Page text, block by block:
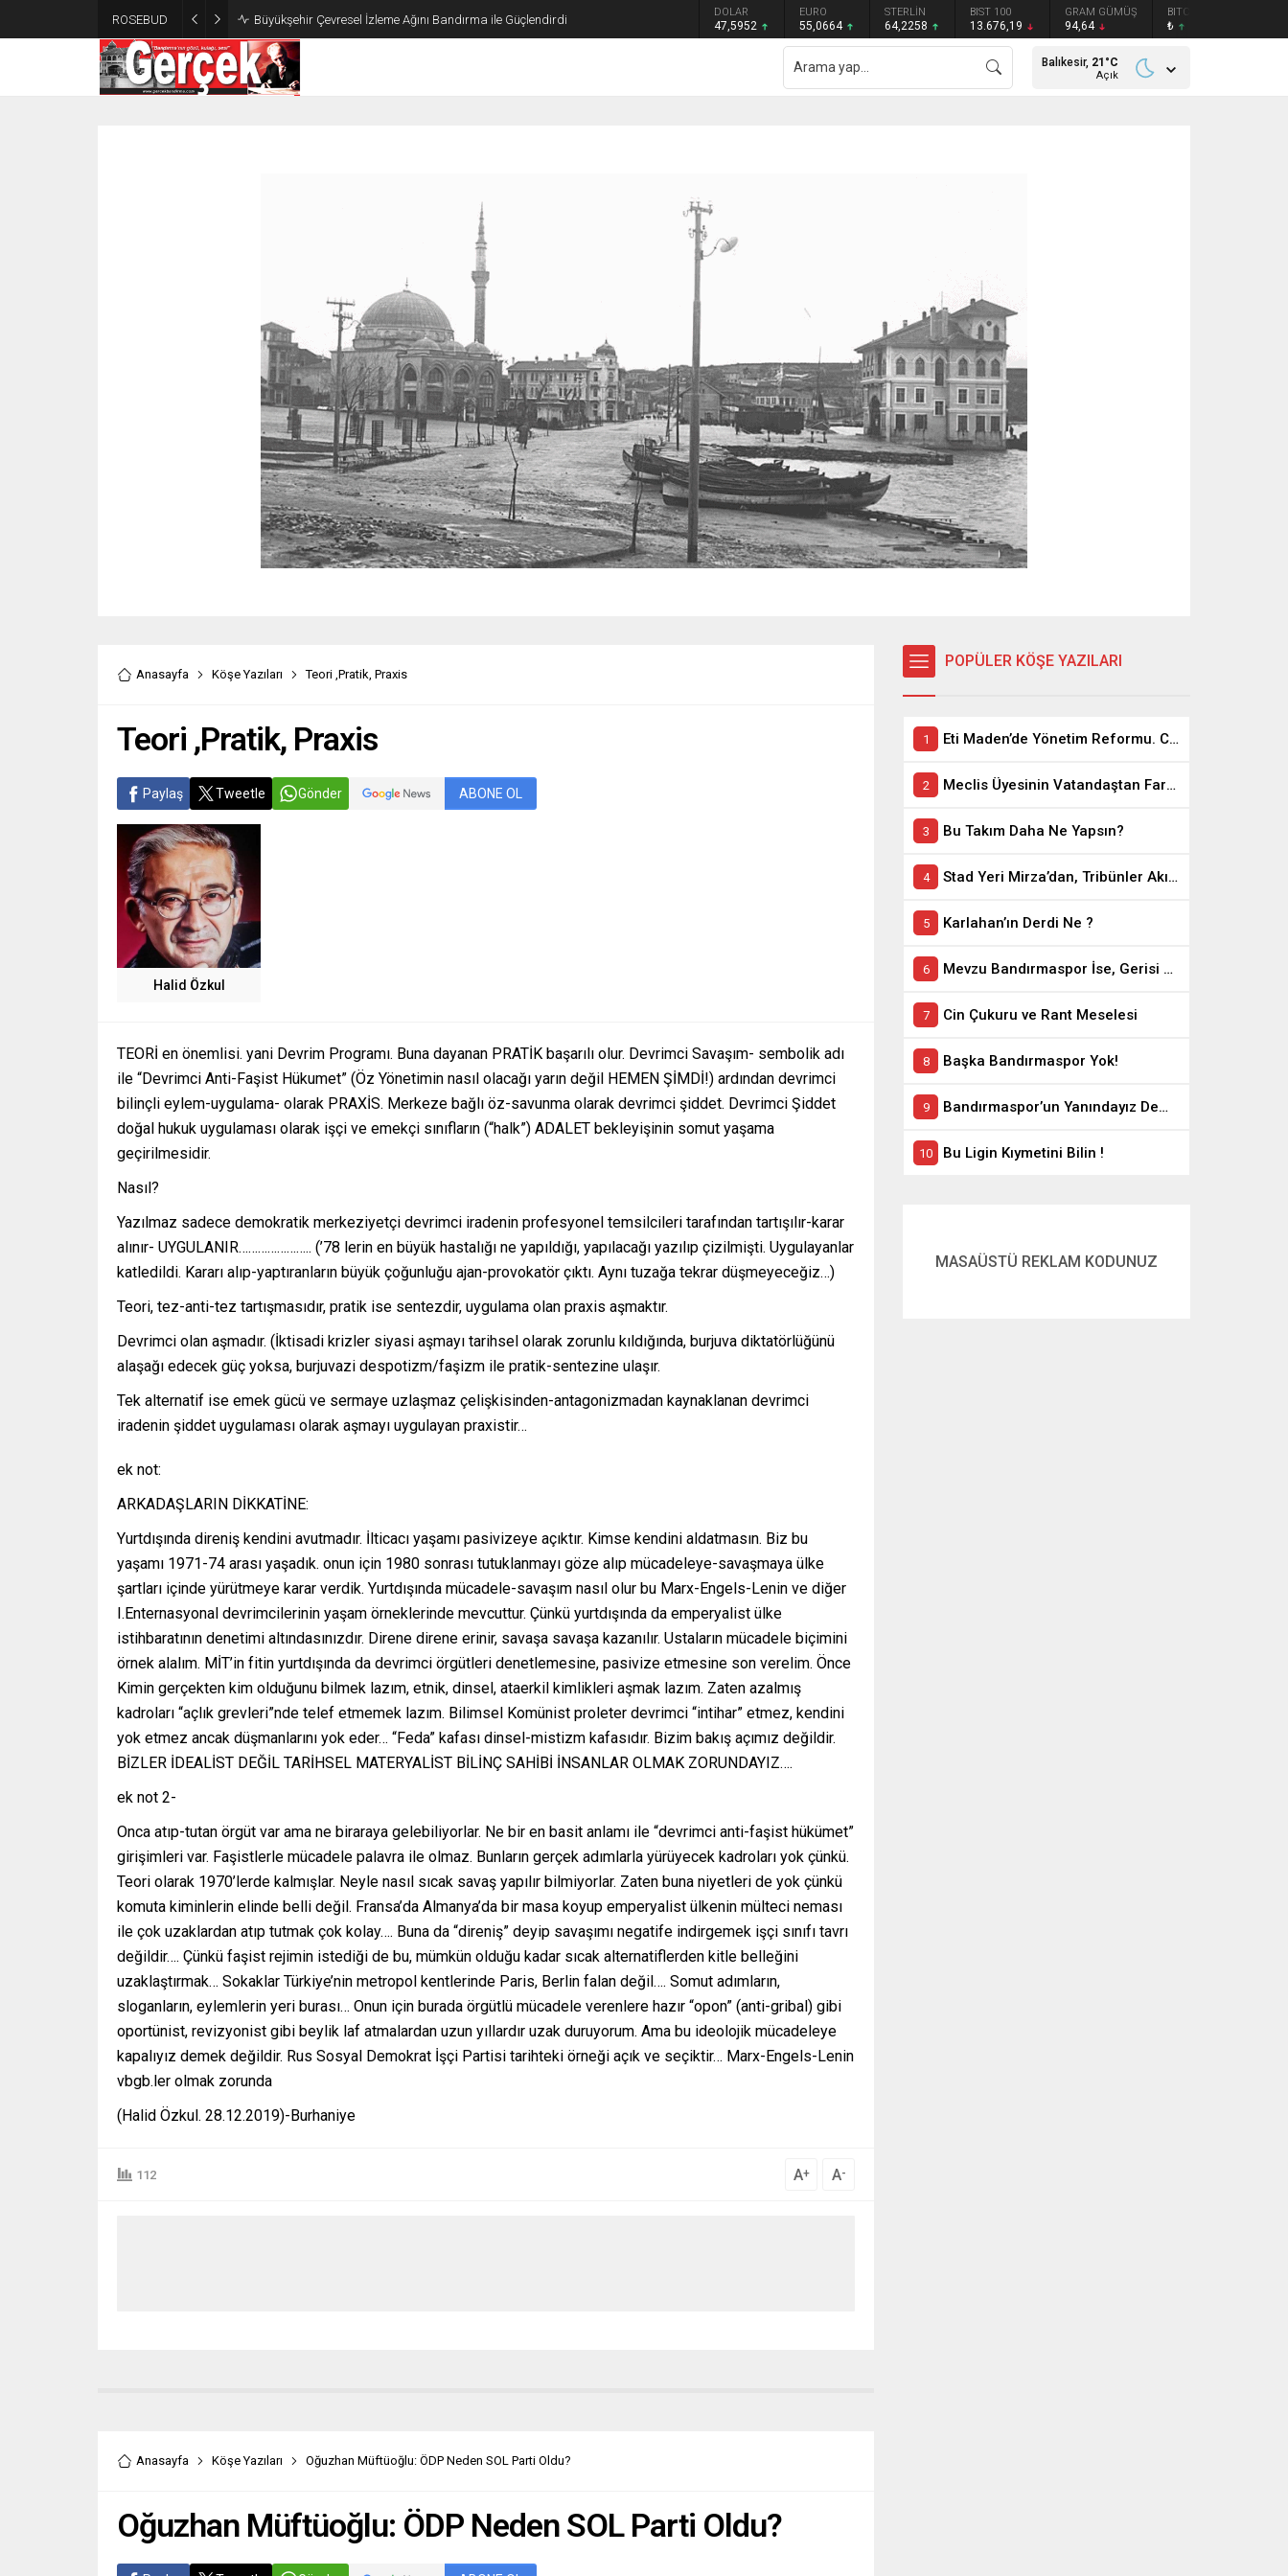
ROSEBUD Büyükşehir Çevresel İzleme Ağını Bandırma ile Güçlendirdi DOLAR
47,5952
EURO
55,0664
STERLİN
64,2258
BIST 100
13.676,19
GRAM GÜMÜŞ
94,64
BITCOIN
₺
Balıkesir, 21 °C
Açık
Anasayfa Köşe Yazıları Teori ,Pratik, Praxis
Teori ,Pratik, Praxis
Paylaş Tweetle Gönder ABONE OL
Halid Özkul
TEORİ en önemlisi. yani Devrim Programı. Buna dayanan PRATİK başarılı olur. Devrimci Savaşım- sembolik adı
ile “Devrimci Anti-Faşist Hükumet” (Öz Yönetimin nasıl olacağı yarın değil HEMEN ŞİMDİ!) ardından devrimci
bilinçli eylem-uygulama- olarak PRAXİS. Merkeze bağlı öz-savunma olarak devrimci şiddet. Devrimci Şiddet
doğal hukuk uygulaması olarak işçi ve emekçi sınıfların (“halk”) ADALET bekleyişinin somut yaşama
geçirilmesidir.
Nasıl?
Yazılmaz sadece demokratik merkeziyetçi devrimci iradenin profesyonel temsilcileri tarafından tartışılır-karar
alınır- UYGULANIR………………….. (’78 lerin en büyük hastalığı ne yapıldığı, yapılacağı yazılıp çizilmişti. Uygulayanlar
katledildi. Kararı alıp-yaptıranların büyük çoğunluğu ajan-provokatör çıktı. Aynı tuzağa tekrar düşmeyeceğiz…)
Teori, tez-anti-tez tartışmasıdır, pratik ise sentezdir, uygulama olan praxis aşmaktır.
Devrimci olan aşmadır. (İktisadi krizler siyasi aşmayı tarihsel olarak zorunlu kıldığında, burjuva diktatörlüğünü
alaşağı edecek güç yoksa, burjuvazi despotizm/faşizm ile pratik-sentezine ulaşır.
Tek alternatif ise emek gücü ve sermaye uzlaşmaz çelişkisinden-antagonizmadan kaynaklanan devrimci
iradenin şiddet uygulaması olarak aşmayı uygulayan praxistir…
ek not:
ARKADAŞLARIN DİKKATİNE:
Yurtdışında direniş kendini avutmadır. İlticacı yaşamı pasivizeye açıktır. Kimse kendini aldatmasın. Biz bu
yaşamı 1971-74 arası yaşadık. onun için 1980 sonrası tutuklanmayı göze alıp mücadeleye-savaşmaya ülke
şartları içinde yürütmeye karar verdik. Yurtdışında mücadele-savaşım nasıl olur bu Marx-Engels-Lenin ve diğer
I.Enternasyonal devrimcilerinin yaşam örneklerinde mevcuttur. Çünkü yurtdışında da emperyalist ülke
istihbaratının denetimi altındasınızdır. Direne direne erinir, savaşa savaşa kazanılır. Ustaların mücadele biçimini
örnek alalım. MİT’in fitin yurtdışında da devrimci örgütleri denetlemesine, pasivize etmesine son verelim. Önce
Kimin gerçekten kim olduğunu bilmek lazım, etnik, dinsel, ataerkil kimlikleri aşmak lazım. Zaten azalmış
kadroları “açlık grevleri”nde telef etmemek lazım. Bilimsel Komünist proleter devrimci “intihar” etmez, kendini
yok etmez ancak düşmanlarını yok eder… “Feda” kafası dinsel-mistizm kafasıdır. Bizim bakış açımız değildir.
BİZLER İDEALİST DEĞİL TARİHSEL MATERYALİST BİLİNÇ SAHİBİ İNSANLAR OLMAK ZORUNDAYIZ….
ek not 2-
Onca atıp-tutan örgüt var ama ne biraraya gelebiliyorlar. Ne bir en basit anlamı ile “devrimci anti-faşist hükümet”
girişimleri var. Faşistlerle mücadele palavra ile olmaz. Bunların gerçek adımlarla yürüyecek kadroları yok çünkü.
Teori olarak 1970’lerde kalmışlar. Neyle nasıl sıcak savaş yapılır bilmiyorlar. Zaten buna niyetleri de yok çünkü
komuta kiminlerin elinde belli değil. Fransa’da Almanya’da bir masa koyup emperyalist ülkenin mülteci neması
ile çok uzaklardan atıp tutmak çok kolay…. Buna da “direniş” deyip savaşımı negatife indirgemek işçi sınıfı tavrı
değildir…. Çünkü faşist rejimin istediği de bu, mümkün olduğu kadar sıcak alternatiflerden kitle belleğini
uzaklaştırmak… Sokaklar Türkiye’nin metropol kentlerinde Paris, Berlin falan değil…. Somut adımların,
sloganların, eylemlerin yeri burası… Onun için burada örgütlü mücadele verenlere hazır “opon” (anti-gribal) gibi
oportünist, revizyonist gibi beylik laf atmalardan uzun yıllardır uzak duruyorum. Ama bu ideolojik mücadeleye
kapalıyız demek değildir. Rus Sosyal Demokrat İşçi Partisi tarihteki örneği açık ve seçiktir… Marx-Engels-Lenin
vbgb.ler olmak zorunda
(Halid Özkul. 28.12.2019)-Burhaniye
112 A+ A-
Anasayfa Köşe Yazıları Oğuzhan Müftüoğlu: ÖDP Neden SOL Parti Oldu?
Oğuzhan Müftüoğlu: ÖDP Neden SOL Parti Oldu?
POPÜLER KÖŞE YAZILARI
Eti Maden’de Yönetim Reformu. CEO Modeli’nde Kadro / Taşeron İşçilik Ayrımı Kalkıyor
Meclis Üyesinin Vatandaştan Farkı Ne ?
Bu Takım Daha Ne Yapsın?
Stad Yeri Mirza’dan, Tribünler Akın’dan: Geriye Bakanlık Kaldı.
Karlahan’ın Derdi Ne ?
Mevzu Bandırmaspor İse, Gerisi Teferruattır
Cin Çukuru ve Rant Meselesi
Başka Bandırmaspor Yok!
Bandırmaspor’un Yanındayız Demekle Olmuyor!
Bu Ligin Kıymetini Bilin !
MASAÜSTÜ REKLAM KODUNUZ